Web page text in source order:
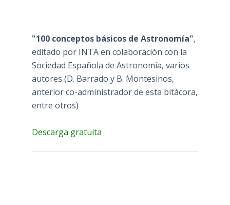
"100 conceptos básicos de Astronomía",
editado por INTA en colaboración con la
Sociedad Española de Astronomía, varios
autores (D. Barrado y B. Montesinos,
anterior co-administrador de esta bitácora,
entre otros)
Descarga gratuita